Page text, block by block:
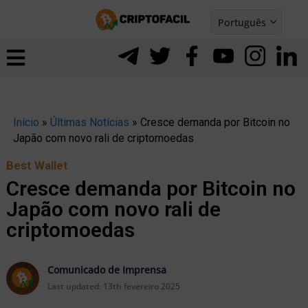
Português
Español
Início » Últimas Notícias » Cresce demanda por Bitcoin no
Japão com novo rali de criptomoedas
Best Wallet
Cresce demanda por Bitcoin no
Japão com novo rali de
criptomoedas
Comunicado de Imprensa
Last updated: 13th fevereiro 2025